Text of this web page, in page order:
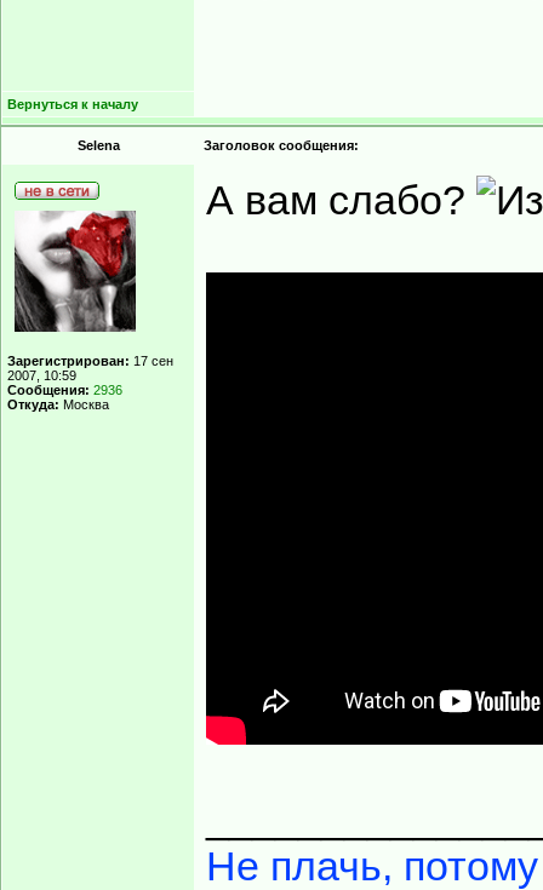
Вернуться к началу
Selena Заголовок сообщения:
Зарегистрирован: 17 сен
2007, 10:59
Сообщения: 2936
Откуда: Москва
А вам слабо?
Не плачь,